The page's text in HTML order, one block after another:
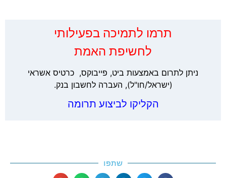
‏תרמו לתמיכה בפעילותי
לחשיפת האמת
ניתן לתרום באמצעות ביט, פייבוקס, כרטיס אשראי
(ישראל/חו"ל), העברה לחשבון בנק.
הקליקו לביצוע תרומה
שתפו